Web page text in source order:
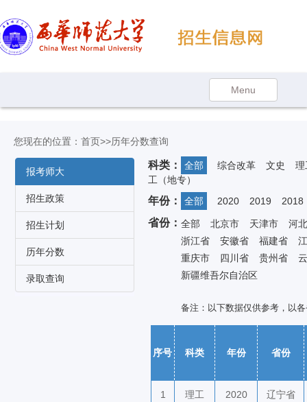
您现在的位置： 首页>>历年分数查询
报考师大
招生政策
招生计划
历年分数
录取查询
科类： 全部 综合改革 文史
理
工（地专）
年份： 全部 2020 2019 2018
省份： 全部 北京市 天津市
河
浙江省
安徽省 福建省
重庆市
四川省 贵州省
新疆维吾尔自治区
备注：以下数据仅供参考，以
序号 科类 年份 省份
1 理工 2020 辽宁省